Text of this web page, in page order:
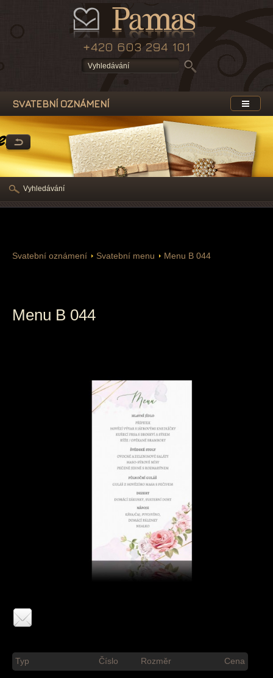
+420 603 294 101
SVATEBNÍ OZNÁMENÍ
Svatební oznámení Svatební menu Menu B 044
Menu B 044
Typ Číslo Rozměr Cena
Vyhledávání